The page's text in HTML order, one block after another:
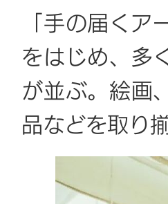
「手の届く
をはじめ、多
が並ぶ。絵画
品などを取り